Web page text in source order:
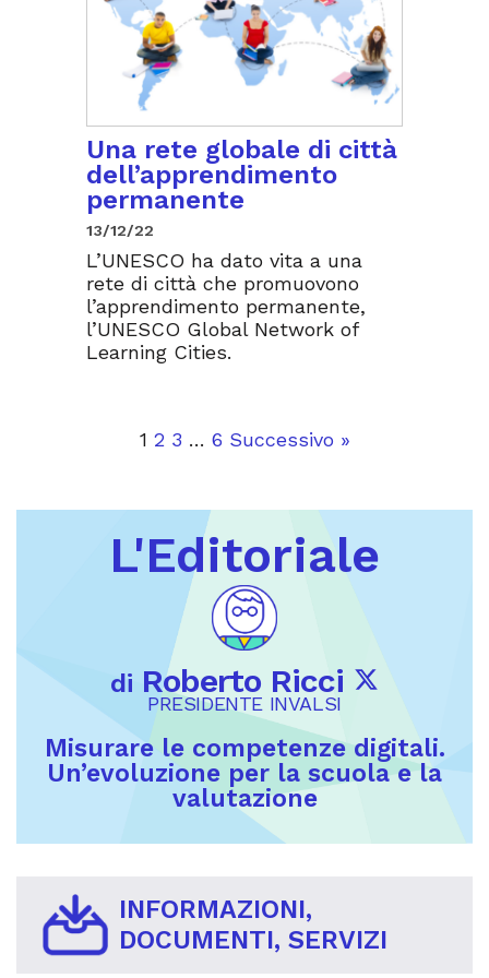
Una rete globale di città
dell’apprendimento
permanente
13/12/22
L’UNESCO ha dato vita a una
rete di città che promuovono
l’apprendimento permanente,
l’UNESCO Global Network of
Learning Cities.
1 2 3 … 6 Successivo »
L'Editoriale
di Roberto Ricci
PRESIDENTE INVALSI
Misurare le competenze digitali.
Un’evoluzione per la scuola e la
valutazione
INFORMAZIONI,
DOCUMENTI, SERVIZI